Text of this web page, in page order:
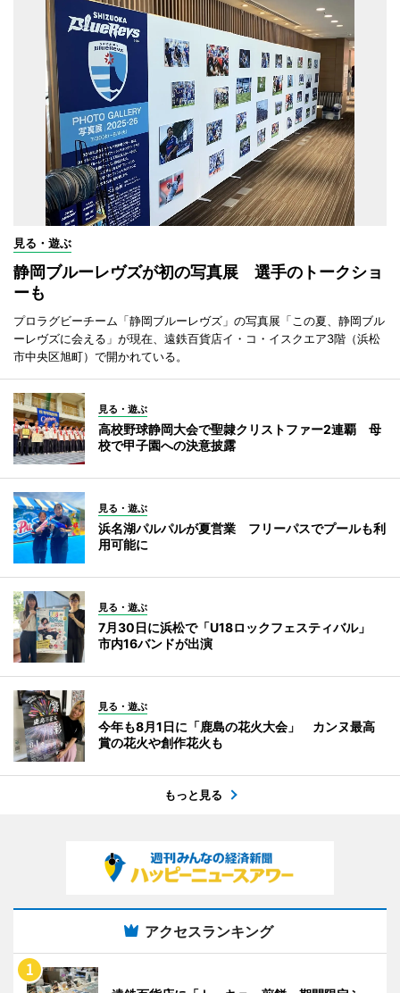
見る・遊ぶ
静岡ブルーレヴズが初の写真展 選手のトークショ
ーも
プロラグビーチーム「静岡ブルーレヴズ」の写真展「この夏、静岡ブル
ーレヴズに会える」が現在、遠鉄百貨店イ・コ・イスクエア3階（浜松
市中央区旭町）で開かれている。
見る・遊ぶ
高校野球静岡大会で聖隷クリストファー2連覇 母
校で甲子園への決意披露
見る・遊ぶ
浜名湖パルパルが夏営業 フリーパスでプールも利
用可能に
見る・遊ぶ
7月30日に浜松で「U18ロックフェスティバル」
市内16バンドが出演
見る・遊ぶ
今年も8月1日に「鹿島の花火大会」 カンヌ最高
賞の花火や創作花火も
もっと見る
アクセスランキング